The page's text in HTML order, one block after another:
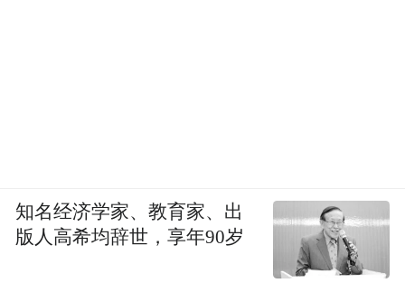
知名经济学家、教育家、出
版人高希均辞世，享年90岁